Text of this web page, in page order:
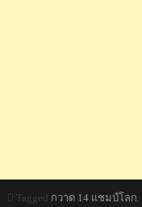
Tagged กวาด 14 แชมป์โลก